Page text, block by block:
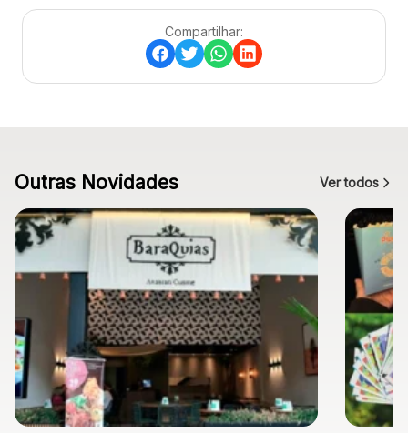
Mapa Virtual
Compartilhar:
Outras Novidades Ver todos